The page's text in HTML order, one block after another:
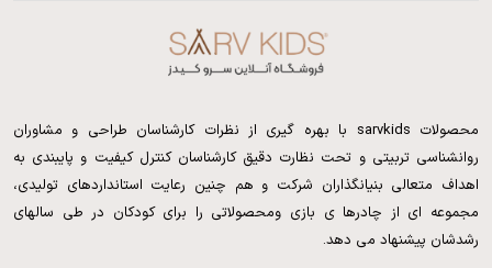
محصولات sarvkids با بهره گیری از نظرات کارشناسان طراحی و مشاوران
روانشناسی تربیتی و تحت نظارت دقیق کارشناسان کنترل کیفیت و پایبندی به
اهداف متعالی بنیانگذاران شرکت و هم چنین رعایت استانداردهای تولیدی،
مجموعه ای از چادرها ی بازی ومحصولاتی را برای کودکان در طی سالهای
رشدشان پیشنهاد می دهد.